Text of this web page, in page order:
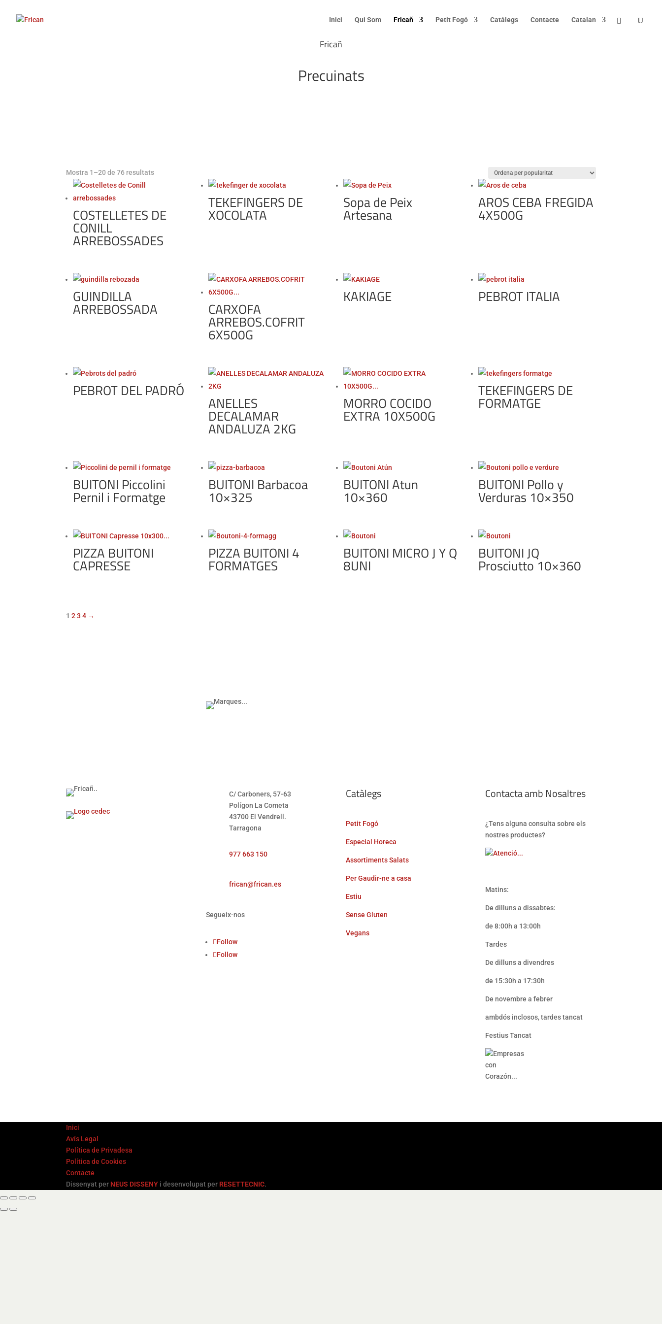
Inici Qui Som Fricañ Petit Fogó Catálegs Contacte Catalan
Fricañ
Precuinats
Mostra 1–20 de 76 resultatsOrdenat
COSTELLETES DE
CONILL
ARREBOSSADES
TEKEFINGERS DE
XOCOLATA
Sopa de Peix
Artesana
AROS CEBA FREGIDA
4X500G
GUINDILLA
ARREBOSSADA CARXOFA
ARREBOS.COFRIT
6X500G
KAKIAGE PEBROT ITALIA
PEBROT DEL PADRÓ
ANELLES
DECALAMAR
ANDALUZA 2KG
MORRO COCIDO
EXTRA 10X500G
TEKEFINGERS DE
FORMATGE
BUITONI Piccolini
Pernil i Formatge
BUITONI Barbacoa
10×325
BUITONI Atun
10×360
BUITONI Pollo y
Verduras 10×350
PIZZA BUITONI
CAPRESSE
PIZZA BUITONI 4
FORMATGES
BUITONI MICRO J Y Q
8UNI
BUITONI JQ
Prosciutto 10×360
1 2 3 4 →
C/ Carboners, 57-63
Polígon La Cometa
43700 El Vendrell.
Tarragona
977 663 150
frican@frican.es
Segueix-nos
Follow
Follow
Catàlegs
Petit Fogó
Especial Horeca
Assortiments Salats
Per Gaudir-ne a casa
Estiu
Sense Gluten
Vegans
Contacta amb Nosaltres
¿Tens alguna consulta sobre els
nostres productes?
Matins:
De dilluns a dissabtes:
de 8:00h a 13:00h
Tardes
De dilluns a divendres
de 15:30h a 17:30h
De novembre a febrer
ambdós inclosos,tardes tancat
Festius Tancat
Inici
Avís Legal
Política de Privadesa
Política de Cookies
Contacte
Dissenyat per NEUS DISSENY i desenvolupat per RESETTECNIC.